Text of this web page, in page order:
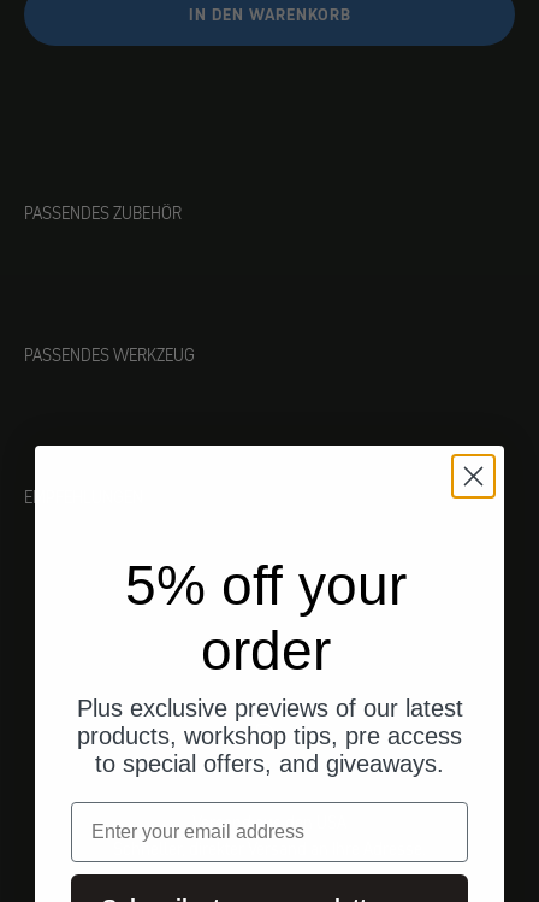
IN DEN WARENKORB
PASSENDES ZUBEHÖR
PASSENDES WERKZEUG
EMPFEHLUNGEN
Versand aus den USA
Schneller, direkter Versand an Ihre Adresse.
5% off your
order
Plus exclusive previews of our latest
products, workshop tips, pre access
to special offers, and giveaways.
Email